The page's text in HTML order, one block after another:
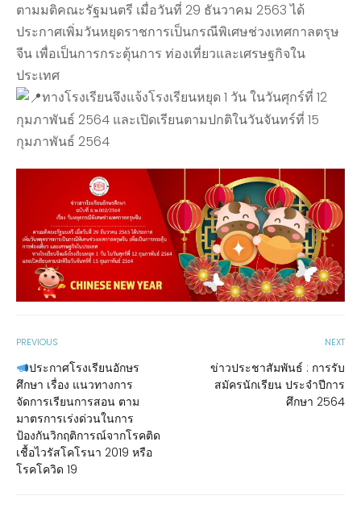
ตามมติคณะรัฐมนตรี เมื่อวันที่ 29 ธันวาคม 2563 ได้
ประกาศเพิ่มวันหยุดราชการเป็นกรณีพิเศษช่วงเทศกาลตรุษ
จีน เพื่อเป็นการกระตุ้นการ ท่องเที่ยวและเศรษฐกิจใน
ประเทศ
ทางโรงเรียนจึงแจ้งโรงเรียนหยุด 1 วัน ในวันศุกร์ที่ 12
กุมภาพันธ์ 2564 และเปิดเรียนตามปกติในวันจันทร์ที่ 15
กุมภาพันธ์ 2564
PREVIOUS
ประกาศโรงเรียนอักษร
ศึกษา เรื่อง แนวทางการ
จัดการเรียนการสอน ตาม
มาตรการเร่งด่วนในการ
ป้องกันวิกฤติการณ์จากโรคติด
เชื้อไวรัสโคโรนา 2019 หรือ
โรคโควิด 19
NEXT
ข่าวประชาสัมพันธ์ : การรับ
สมัครนักเรียน ประจำปีการ
ศึกษา 2564